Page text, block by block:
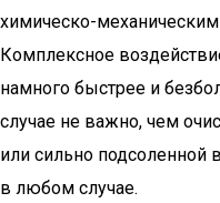
химическо-
Комплексное
намного быстрее и
случае не важно, чем
или сильно подсоленной
в любом случае.